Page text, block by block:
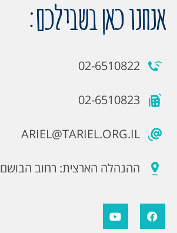
אנחנו כאן בשבילכם:
02-6510822
02-6510823
ARIEL@TARIEL.ORG.IL
ההנהלה הארצית: רחוב הבושם 11, גילה ירושלים